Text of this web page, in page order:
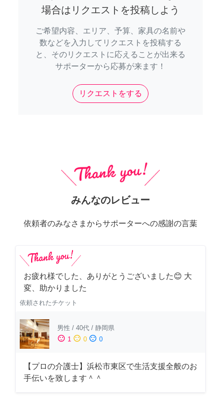
場合はリクエストを投稿しよう
ご希望内容、エリア、予算、家具の名前や
数などを入力してリクエストを投稿する
と、そのリクエストに応えることが出来る
サポーターから応募が来ます！
リクエストをする
みんなのレビュー
依頼者のみなさまからサポーターへの感謝の言葉
お疲れ様でした、ありがとうございました😊 大
変、助かりました
依頼されたチケット
男性 / 40代 / 静岡県
sentiment_satisfied 1 sentiment_neutral 0 sentiment_dissatisfied 0
【プロの介護士】浜松市東区で生活支援全般のお
手伝いを致します＾＾